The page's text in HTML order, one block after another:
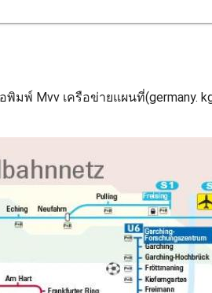
พิมพ์ Mvv เครือข่ายแผนที่(germany.